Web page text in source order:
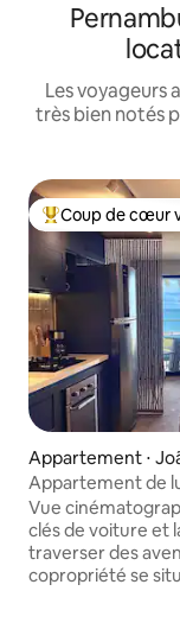
Les voyageurs
très bien notés
Coups de cœur
Coup de cœur
Appartement ⋅
Appartement de
mer, les pieds
Vue
clés de voiture et
traverser des
copropriété se